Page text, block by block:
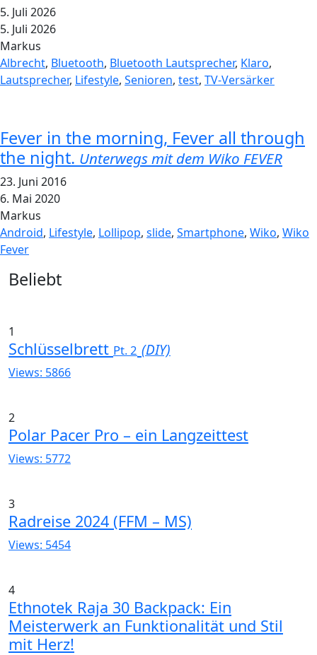
5. Juli 2026
5. Juli 2026
Markus
Albrecht, Bluetooth, Bluetooth Lautsprecher, Klaro,
Lautsprecher, Lifestyle, Senioren, test, TV-Versärker
Fever in the morning, Fever all through
the night. Unterwegs mit dem Wiko FEVER
23. Juni 2016
6. Mai 2020
Markus
Android, Lifestyle, Lollipop, slide, Smartphone, Wiko, Wiko
Fever
Widgets
Beliebt
1
Schlüsselbrett Pt. 2 (DIY)
Views: 5866
2
Polar Pacer Pro – ein Langzeittest
Views: 5772
3
Radreise 2024 (FFM – MS)
Views: 5454
4
Ethnotek Raja 30 Backpack: Ein
Meisterwerk an Funktionalität und Stil
mit Herz!